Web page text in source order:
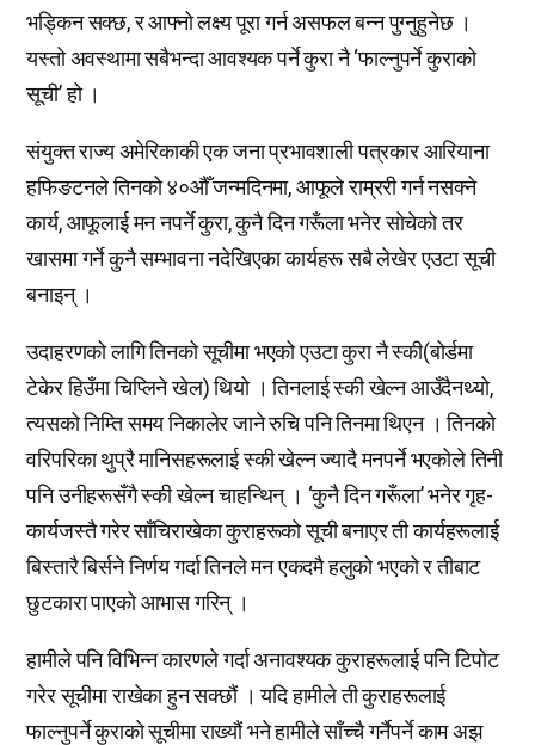
भड्किन सक्छ, र आफ्नो लक्ष्य पूरा गर्न असफल बन्न पुग्नुहुनेछ ।
यस्तो अवस्थामा सबैभन्दा आवश्यक पर्ने कुरा नै ‘फाल्नुपर्ने कुराको
सूची’ हो ।
संयुक्त राज्य अमेरिकाकी एक जना प्रभावशाली पत्रकार आरियाना
हफिङटनले तिनको ४०औँ जन्मदिनमा, आफूले राम्ररी गर्न नसक्ने
कार्य, आफूलाई मन नपर्ने कुरा, कुनै दिन गरूँला भनेर सोचेको तर
खासमा गर्ने कुनै सम्भावना नदेखिएका कार्यहरू सबै लेखेर एउटा सूची
बनाइन् ।
उदाहरणको लागि तिनको सूचीमा भएको एउटा कुरा नै स्की(बोर्डमा
टेकेर हिउँमा चिप्लिने खेल) थियो । तिनलाई स्की खेल्न आउँदैनथ्यो,
त्यसको निम्ति समय निकालेर जाने रुचि पनि तिनमा थिएन । तिनको
वरिपरिका थुप्रै मानिसहरूलाई स्की खेल्न ज्यादै मनपर्ने भएकोले तिनी
पनि उनीहरूसँगै स्की खेल्न चाहन्थिन् । ‘कुनै दिन गरूँला’ भनेर गृह-
कार्यजस्तै गरेर साँचिराखेका कुराहरूको सूची बनाएर ती कार्यहरूलाई
बिस्तारै बिर्सने निर्णय गर्दा तिनले मन एकदमै हलुको भएको र तीबाट
छुटकारा पाएको आभास गरिन् ।
हामीले पनि विभिन्न कारणले गर्दा अनावश्यक कुराहरूलाई पनि टिपोट
गरेर सूचीमा राखेका हुन सक्छौं । यदि हामीले ती कुराहरूलाई
फाल्नुपर्ने कुराको सूचीमा राख्यौं भने हामीले साँच्चै गर्नैपर्ने काम अझ